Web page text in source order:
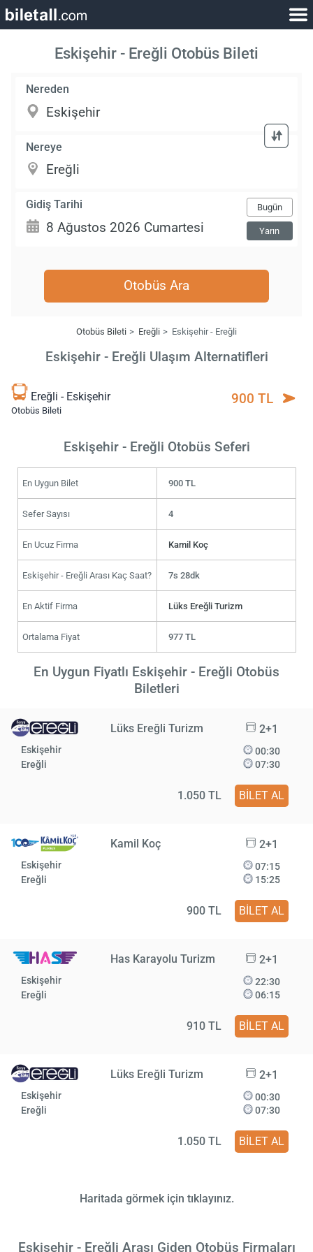
Eskişehir - Ereğli Otobüs Bileti
Nereden
Nereye
Gidiş Tarihi Bugün
Yarın
Otobüs Ara
Otobüs Bileti Ereğli Eskişehir - Ereğli
Eskişehir - Ereğli Ulaşım Alternatifleri
Ereğli - Eskişehir
Otobüs Bileti
900 TL
Eskişehir - Ereğli Otobüs Seferi
En Uygun Bilet 900 TL
Sefer Sayısı 4
En Ucuz Firma Kamil Koç
Eskişehir - Ereğli Arası Kaç Saat? 7s 28dk
En Aktif Firma Lüks Ereğli Turizm
Ortalama Fiyat 977 TL
En Uygun Fiyatlı Eskişehir - Ereğli Otobüs
Biletleri
Lüks Ereğli Turizm 2+1
Eskişehir
Ereğli
00:30
07:30
1.050 TL BİLET AL
Kamil Koç 2+1
Eskişehir
Ereğli
07:15
15:25
900 TL BİLET AL
Has Karayolu Turizm 2+1
Eskişehir
Ereğli
22:30
06:15
910 TL BİLET AL
Lüks Ereğli Turizm 2+1
Eskişehir
Ereğli
00:30
07:30
1.050 TL BİLET AL
Haritada görmek için tıklayınız.
Eskişehir - Ereğli Arası Giden Otobüs Firmaları